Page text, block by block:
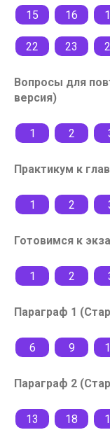
15 16
22 23
Вопросы для
версия)
1 2
Практикум к
1 2
Готовимся к
1 2
Параграф 1
6 9
Параграф 2
13 18